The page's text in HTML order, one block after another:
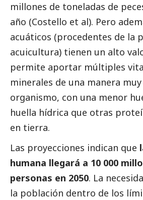
millones de toneladas de
año (Costello et al). Pero
acuáticos (procedentes de la
acuicultura) tienen un alto
permite aportar múltiples
minerales de una manera muy
organismo, con una menor
huella hídrica que otras
en tierra.
Las proyecciones indican que
humana llegará a 10 000
personas en 2050. La
la población dentro de los